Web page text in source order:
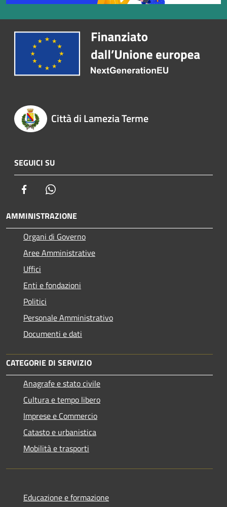
Città di Lamezia Terme
SEGUICI SU
Facebook
AMMINISTRAZIONE
Organi di Governo
Aree Amministrative
Uffici
Enti e fondazioni
Politici
Personale Amministrativo
Documenti e dati
CATEGORIE DI SERVIZIO
Anagrafe e stato civile
Cultura e tempo libero
Imprese e Commercio
Catasto e urbanistica
Mobilità e trasporti
Educazione e formazione